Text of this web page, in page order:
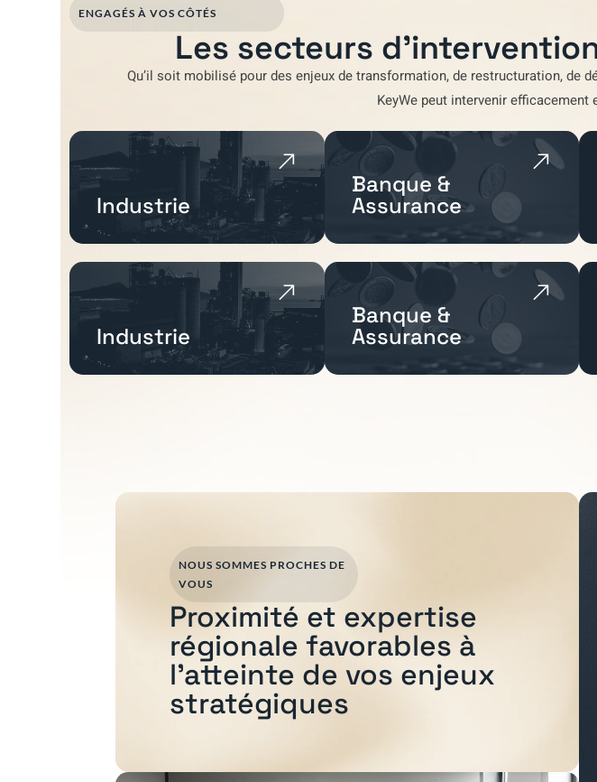
ENGAGÉS À VOS CÔTÉS
Les secteurs
Qu’il soit mobilisé pourdes enjeux de transformation,de restructuration,de
KeyWepeut intervenir efficacement
Industrie
Banque &
Assurance
Industrie
Banque &
Assurance
NOUS SOMMES PROCHES DE
VOUS
Proximité et expertise
régionale favorables à
l'atteinte de vos enjeux
stratégiques